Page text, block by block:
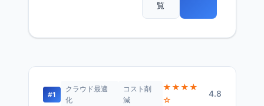
覧
#1
クラウド最適
化
コスト削
減
★★★★
☆
4.8